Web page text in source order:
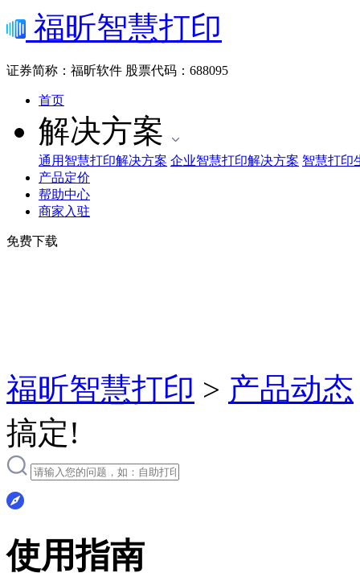
福昕智慧打印
证券简称：福昕软件 股票代码：688095
首页
解决方案
通用智慧打印解决方案 企业智慧打印解决方案 智慧打印
产品定价
帮助中心
商家入驻
免费下载
福昕智慧打印 > 产品动态
搞定!
使用指南